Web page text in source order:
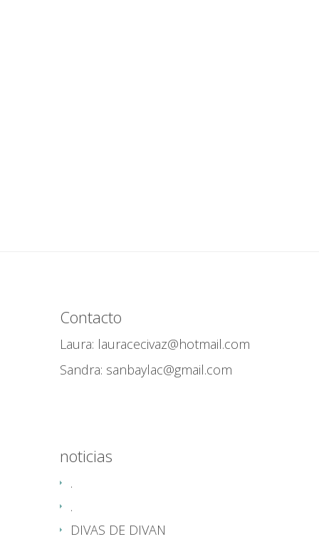
Contacto
Laura: lauracecivaz@hotmail.com
Sandra: sanbaylac@gmail.com
noticias
.
.
DIVAS DE DIVAN